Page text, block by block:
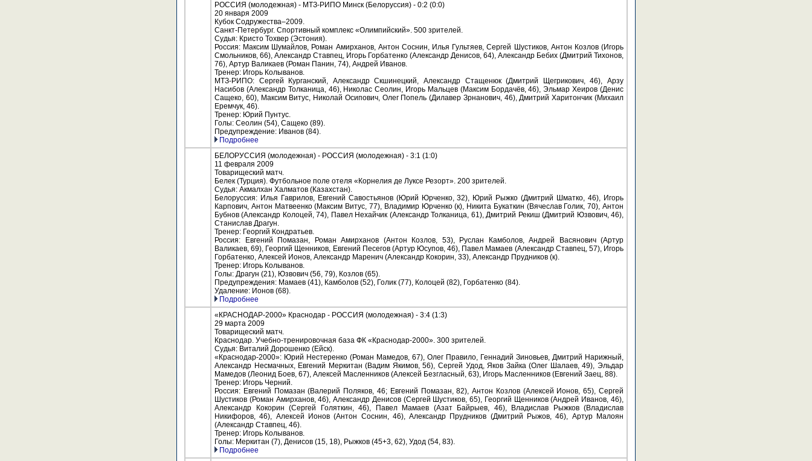
РОССИЯ (молодежная) - МТЗ-РИПО Минск (Белоруссия) - 0:2 (0:0)
20 января 2009
Кубок Содружества–2009.
Санкт-Петербург. Спортивный комплекс «Олимпийский». 500 зрителей.
Судья: Кристо Тохвер (Эстония).
Россия: Максим Шумайлов, Роман Амирханов, Антон Соснин, Илья Гультяев, Сергей Шустиков, Антон Козлов (Игорь
Смольников, 66), Александр Ставпец, Игорь Горбатенко (Александр Денисов, 64), Александр Бебих (Дмитрий Тихонов,
76), Артур Валикаев (Роман Панин, 74), Андрей Иванов.
Тренер: Игорь Колыванов.
МТЗ-РИПО: Сергей Курганский, Александр Скшинецкий, Александр Стащенюк (Дмитрий Щегрикович, 46), Арзу
Насибов (Александр Толканица, 46), Николас Сеолин, Игорь Мальцев (Максим Бордачёв, 46), Эльмар Хеиров (Денис
Сащеко, 60), Максим Витус, Николай Осипович, Олег Попель (Дилавер Зрнанович, 46), Дмитрий Харитончик (Михаил
Еремчук, 46).
Тренер: Юрий Пунтус.
Голы: Сеолин (54), Сащеко (89).
Предупреждение: Иванов (84).
Подробнее
БЕЛОРУССИЯ (молодежная) - РОССИЯ (молодежная) - 3:1 (1:0)
11 февраля 2009
Товарищеский матч.
Белек (Турция). Футбольное поле отеля «Корнелия де Луксе Резорт». 200 зрителей.
Судья: Акмалхан Халматов (Казахстан).
Белоруссия: Илья Гаврилов, Евгений Савостьянов (Юрий Юрченко, 32), Юрий Рыжко (Дмитрий Шматко, 46), Игорь
Карпович, Антон Матвеенко (Максим Витус, 77), Владимир Юрченко (к), Никита Букаткин (Вячеслав Голик, 70), Антон
Бубнов (Александр Колоцей, 74), Павел Нехайчик (Александр Толканица, 61), Дмитрий Рекиш (Дмитрий Юзвович, 46),
Станислав Драгун.
Тренер: Георгий Кондратьев.
Россия: Евгений Помазан, Роман Амирханов (Антон Козлов, 53), Руслан Камболов, Андрей Васянович (Артур
Валикаев, 69), Георгий Щенников, Евгений Песегов (Артур Юсупов, 46), Павел Мамаев (Александр Ставпец, 57), Игорь
Горбатенко, Алексей Ионов, Александр Маренич (Александр Кокорин, 33), Александр Прудников (к).
Тренер: Игорь Колыванов.
Голы: Драгун (21), Юзвович (56, 79), Козлов (65).
Предупреждения: Мамаев (41), Камболов (52), Голик (77), Колоцей (82), Горбатенко (84).
Удаление: Ионов (68).
Подробнее
«КРАСНОДАР-2000» Краснодар - РОССИЯ (молодежная) - 3:4 (1:3)
29 марта 2009
Товарищеский матч.
Краснодар. Учебно-тренировочная база ФК «Краснодар-2000». 300 зрителей.
Судья: Виталий Дорошенко (Ейск).
«Краснодар-2000»: Юрий Нестеренко (Роман Мамедов, 67), Олег Правило, Геннадий Зиновьев, Дмитрий Нарижный,
Александр Несмачных, Евгений Меркитан (Вадим Якимов, 56), Сергей Удод, Яков Зайка (Олег Шалаев, 49), Эльдар
Мамедов (Леонид Боев, 67), Алексей Масленников (Алексей Безгласный, 63), Игорь Масленников (Евгений Заец, 88).
Тренер: Игорь Черний.
Россия: Евгений Помазан (Валерий Поляков, 46; Евгений Помазан, 82), Антон Козлов (Алексей Ионов, 65), Сергей
Шустиков (Роман Амирханов, 46), Александр Денисов (Сергей Шустиков, 65), Георгий Щенников (Андрей Иванов, 46),
Александр Кокорин (Сергей Голяткин, 46), Павел Мамаев (Азат Байрыев, 46), Владислав Рыжков (Владислав
Никифоров, 46), Алексей Ионов (Антон Соснин, 46), Александр Прудников (Дмитрий Рыжов, 46), Артур Малоян
(Александр Ставпец, 46).
Тренер: Игорь Колыванов.
Голы: Меркитан (7), Денисов (15, 18), Рыжков (45+3, 62), Удод (54, 83).
Подробнее